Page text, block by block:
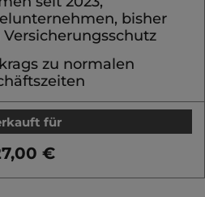
bisher
Versicherungsschutz
zu normalen
für
€